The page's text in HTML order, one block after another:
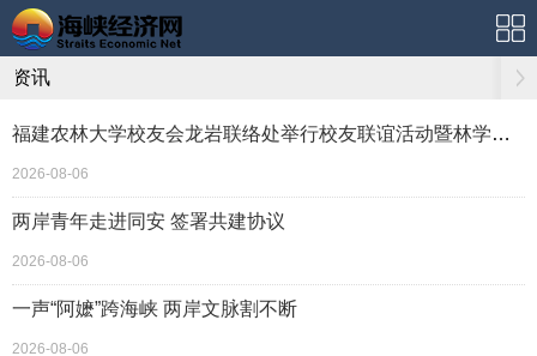
资讯
福建农林大学校友会龙岩联络处举行校友联谊活动暨林学、生物医药分会校友之家揭牌
2026-08-06
两岸青年走进同安 签署共建协议
2026-08-06
一声“阿嬷”跨海峡 两岸文脉割不断
2026-08-06